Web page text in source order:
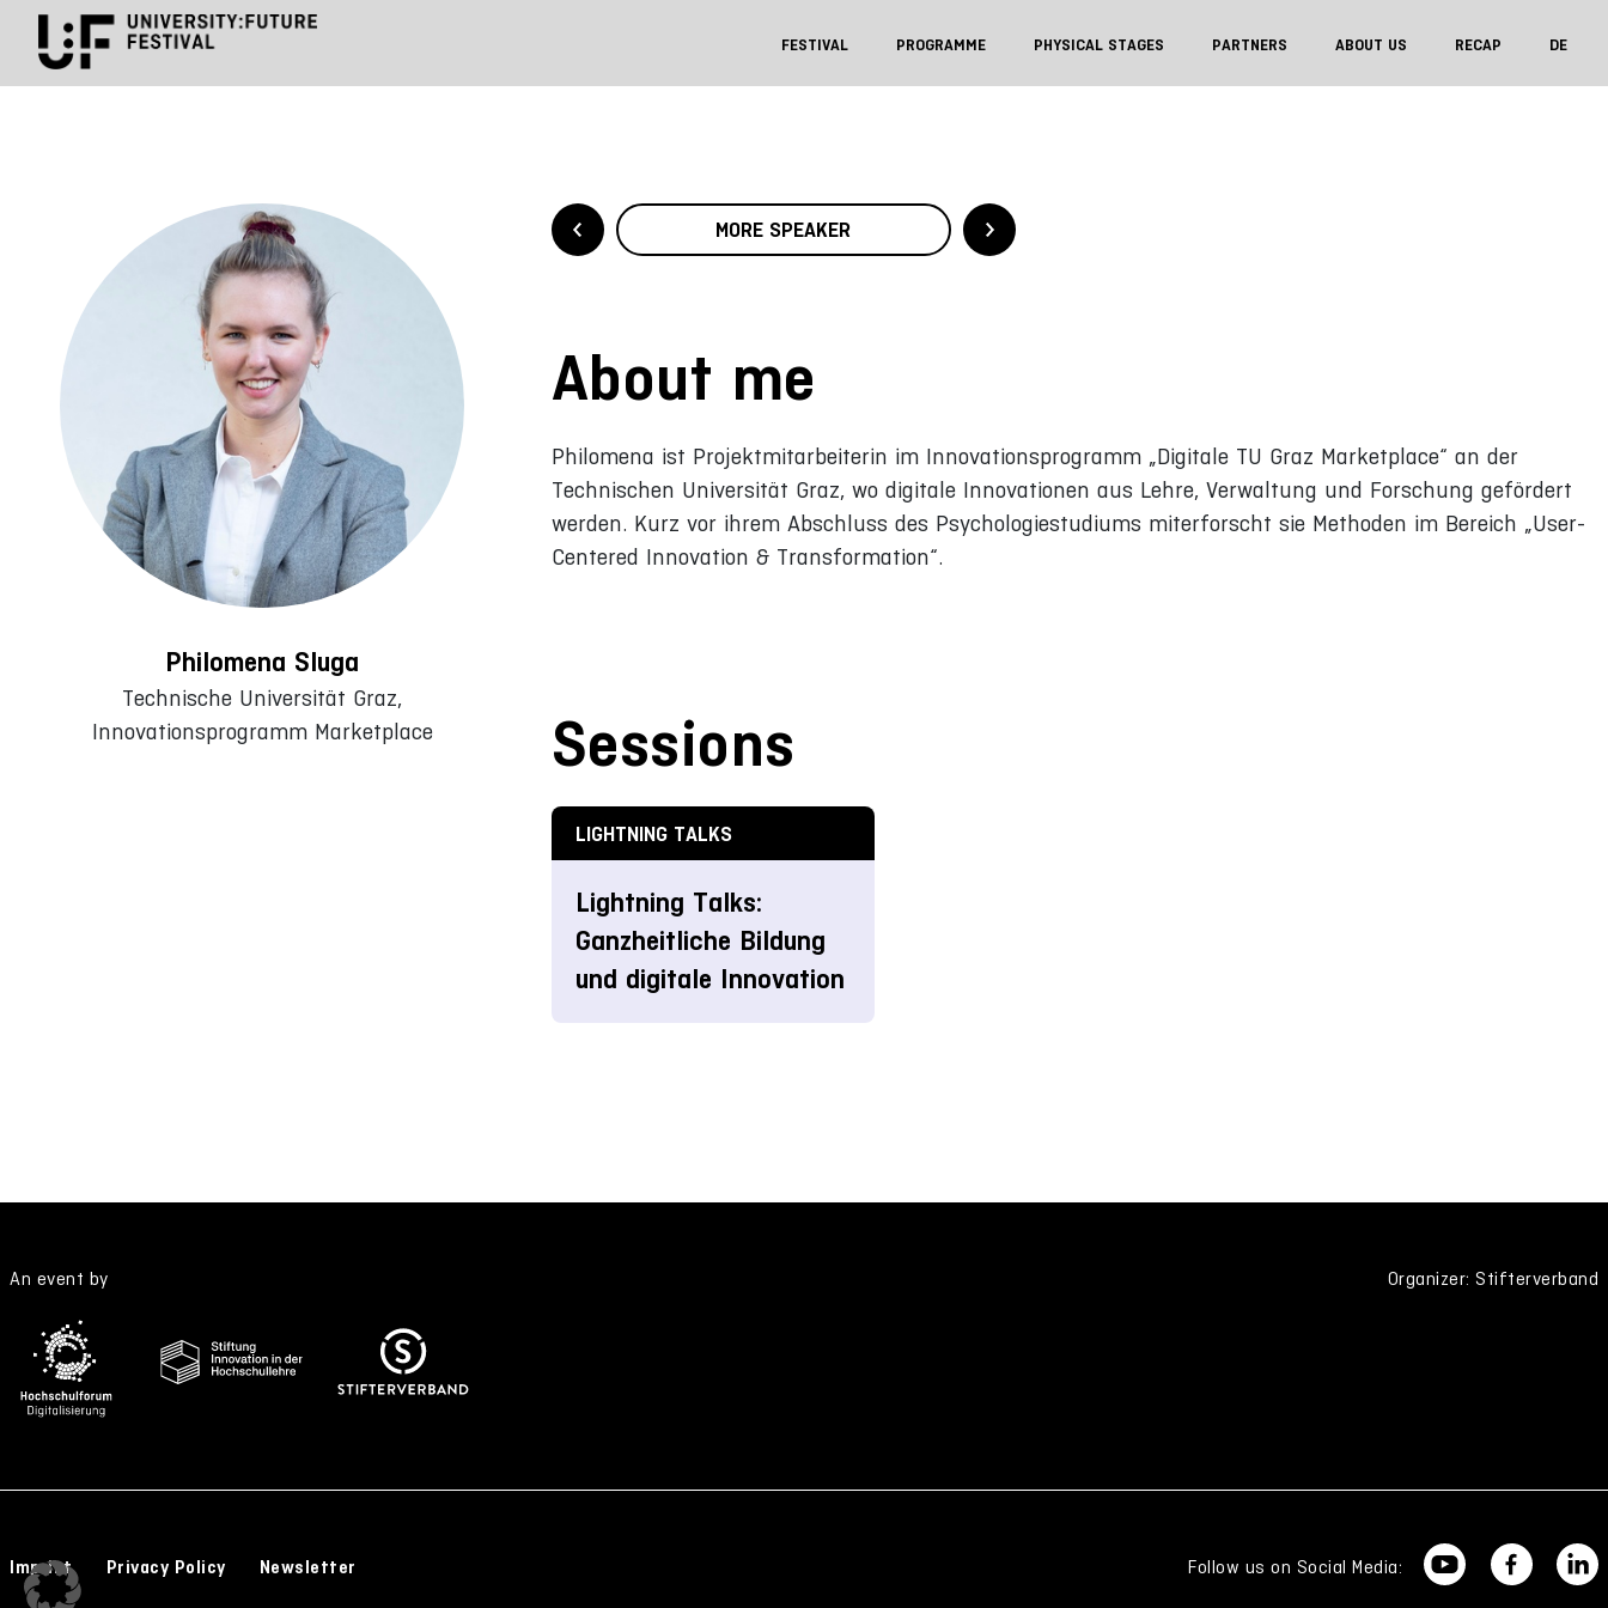
FESTIVAL PROGRAMME PHYSICAL STAGES PARTNERS ABOUT US RECAP DE
Philomena Sluga
Technische Universität Graz,
Innovationsprogramm Marketplace
MORE SPEAKER
About me
Philomena ist Projektmitarbeiterin im Innovationsprogramm „Digitale TU Graz Marketplace“ an der
Technischen Universität Graz, wo digitale Innovationen aus Lehre, Verwaltung und Forschung gefördert
werden. Kurz vor ihrem Abschluss des Psychologiestudiums miterforscht sie Methoden im Bereich „User-
Centered Innovation & Transformation“.
Sessions
LIGHTNING TALKS
Lightning Talks:
Ganzheitliche Bildung
und digitale Innovation
An event by Organizer: Stifterverband
Imprint Privacy Policy Newsletter Follow us on Social Media: